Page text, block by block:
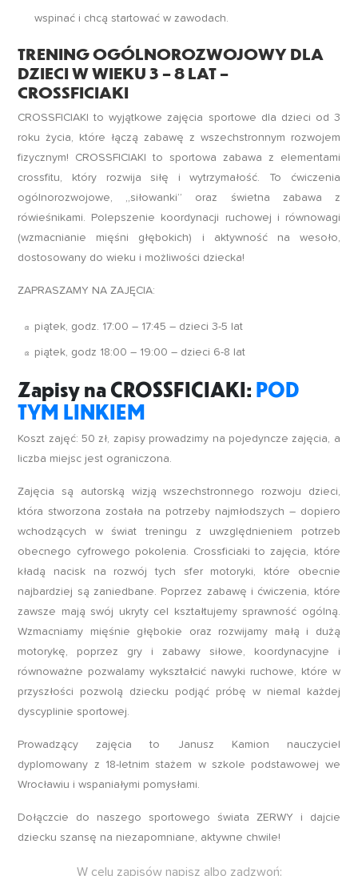
wspinać i chcą startować w zawodach.
TRENING OGÓLNOROZWOJOWY DLA
DZIECI W WIEKU 3 – 8 LAT –
CROSSFICIAKI
CROSSFICIAKI to wyjątkowe zajęcia sportowe dla dzieci od 3
roku życia, które łączą zabawę z wszechstronnym rozwojem
fizycznym! CROSSFICIAKI to sportowa zabawa z elementami
crossfitu, który rozwija siłę i wytrzymałość. To ćwiczenia
ogólnorozwojowe, „siłowanki” oraz świetna zabawa z
rówieśnikami. Polepszenie koordynacji ruchowej i równowagi
(wzmacnianie mięśni głębokich) i aktywność na wesoło,
dostosowany do wieku i możliwości dziecka!
ZAPRASZAMY NA ZAJĘCIA:
piątek, godz. 17:00 – 17:45 – dzieci 3-5 lat
piątek, godz 18:00 – 19:00 – dzieci 6-8 lat
Zapisy na CROSSFICIAKI: POD
TYM LINKIEM
Koszt zajęć: 50 zł, zapisy prowadzimy na pojedyncze zajęcia, a
liczba miejsc jest ograniczona.
Zajęcia są autorską wizją wszechstronnego rozwoju dzieci,
która stworzona została na potrzeby najmłodszych – dopiero
wchodzących w świat treningu z uwzględnieniem potrzeb
obecnego cyfrowego pokolenia. Crossficiaki to zajęcia, które
kładą nacisk na rozwój tych sfer motoryki, które obecnie
najbardziej są zaniedbane. Poprzez zabawę i ćwiczenia, które
zawsze mają swój ukryty cel kształtujemy sprawność ogólną.
Wzmacniamy mięśnie głębokie oraz rozwijamy małą i dużą
motorykę, poprzez gry i zabawy siłowe, koordynacyjne i
równoważne pozwalamy wykształcić nawyki ruchowe, które w
przyszłości pozwolą dziecku podjąć próbę w niemal każdej
dyscyplinie sportowej.
Prowadzący zajęcia to Janusz Kamion nauczyciel
dyplomowany z 18-letnim stażem w szkole podstawowej we
Wrocławiu i wspaniałymi pomysłami.
Dołączcie do naszego sportowego świata ZERWY i dajcie
dziecku szansę na niezapomniane, aktywne chwile!
W celu zapisów napisz albo zadzwoń: